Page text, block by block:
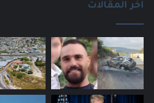
اخر المقالات